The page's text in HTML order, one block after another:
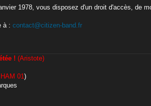
1978, vous disposez d'un droit d'accès, de
à : contact@citizen-band.fr
! (Aristote)
01)